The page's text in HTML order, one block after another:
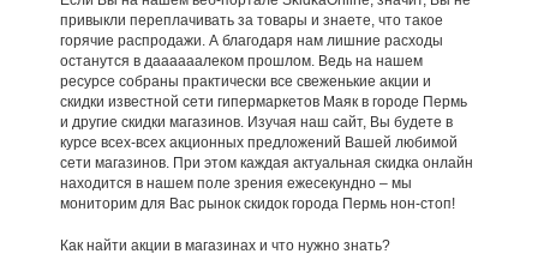
привыкли переплачивать за товары и знаете, что такое
горячие распродажи. А благодаря нам лишние расходы
останутся в даааааалеком прошлом. Ведь на нашем
ресурсе собраны практически все свеженькие акции и
скидки известной сети гипермаркетов Маяк в городе Пермь
и другие скидки магазинов. Изучая наш сайт, Вы будете в
курсе всех-всех акционных предложений Вашей любимой
сети магазинов. При этом каждая актуальная скидка онлайн
находится в нашем поле зрения ежесекундно – мы
мониторим для Вас рынок скидок города Пермь нон-стоп!
Как найти акции в магазинах и что нужно знать?